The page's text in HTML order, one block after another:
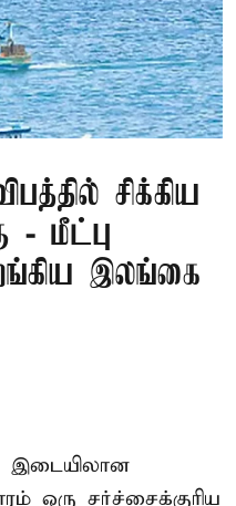
சிக்கிய
- மீட்பு
இலங்கை
இடையிலான
ஒரு சர்ச்சைக்குரிய